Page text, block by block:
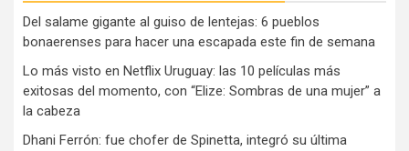
Del salame gigante al guiso de lentejas: 6 pueblos
bonaerenses para hacer una escapada este fin de semana
Lo más visto en Netflix Uruguay: las 10 películas más
exitosas del momento, con “Elize: Sombras de una mujer” a
la cabeza
Dhani Ferrón: fue chofer de Spinetta, integró su última